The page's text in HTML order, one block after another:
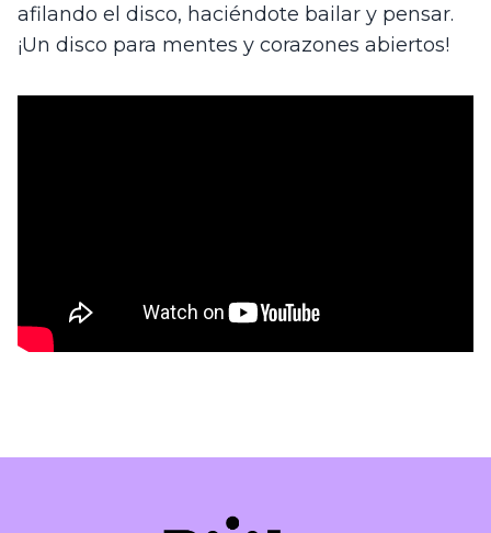
afilando el disco, haciéndote bailar y pensar.
¡Un disco para mentes y corazones abiertos!